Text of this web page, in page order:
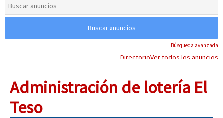
Búsqueda avanzada
DirectorioVer todos los anuncios
Administración de lotería El
Teso